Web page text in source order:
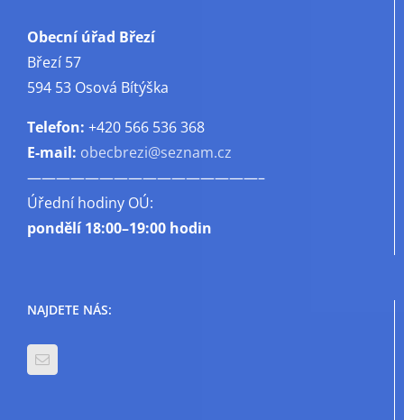
Obecní úřad Březí
Březí 57
594 53 Osová Bítýška
Telefon: +420 566 536 368
E-mail: obecbrezi@seznam.cz
————————————————–
Úřední hodiny OÚ:
pondělí18:00–19:00 hodin
NAJDETE NÁS: